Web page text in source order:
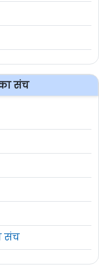
संच
संच